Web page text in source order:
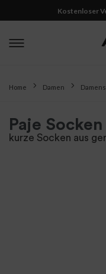
Kostenloser
Home Damen
Paje
kurze Socken aus